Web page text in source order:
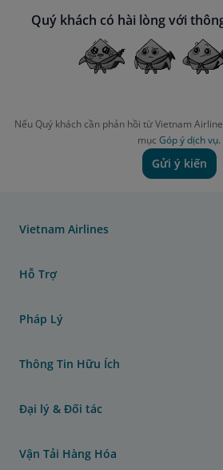
Quý khách có hài lòng với
Nếu Quý khách cần phản hồi từ Vietnam
mục Góp ý dịch vụ.
Gửi ý kiến
Vietnam Airlines
Hỗ Trợ
Pháp Lý
Thông Tin Hữu Ích
Đại lý & Đối tác
Vận Tải Hàng Hóa